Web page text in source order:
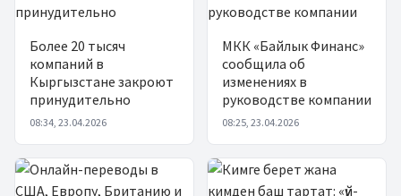
Более 20 тысяч
компаний в
Кыргызстане закроют
принудительно
08:34, 23.04.2026
МКК «Байлык Финанс»
сообщила об
изменениях в
руководстве компании
08:25, 23.04.2026